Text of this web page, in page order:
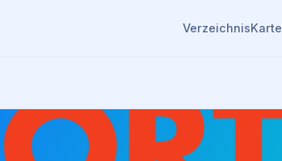
VerzeichnisKarte